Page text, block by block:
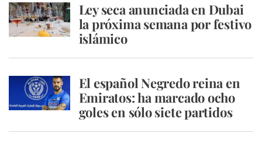
Ley seca anunciada en Dubai
la próxima semana por festivo
islámico
El español Negredo reina en
Emiratos: ha marcado ocho
goles en sólo siete partidos